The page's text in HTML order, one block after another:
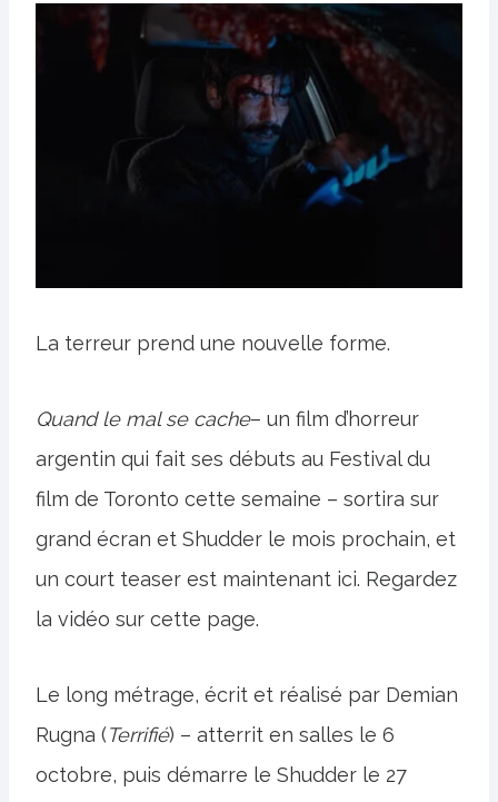
La terreur prend une nouvelle forme.
Quand le mal se cache– un film d’horreur
argentin qui fait ses débuts au Festival du
film de Toronto cette semaine – sortira sur
grand écran et Shudder le mois prochain, et
un court teaser est maintenant ici. Regardez
la vidéo sur cette page.
Le long métrage, écrit et réalisé par Demian
Rugna (Terrifié) – atterrit en salles le 6
octobre, puis démarre le Shudder le 27